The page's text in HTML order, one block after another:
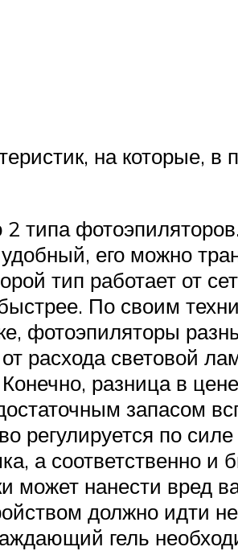
на которые,
типа
его можно
тип работает от
По своим
фотоэпиляторы
расхода световой
разница в
запасом
регулируется по
а соответственно и
нанести вред
должно идти
гель